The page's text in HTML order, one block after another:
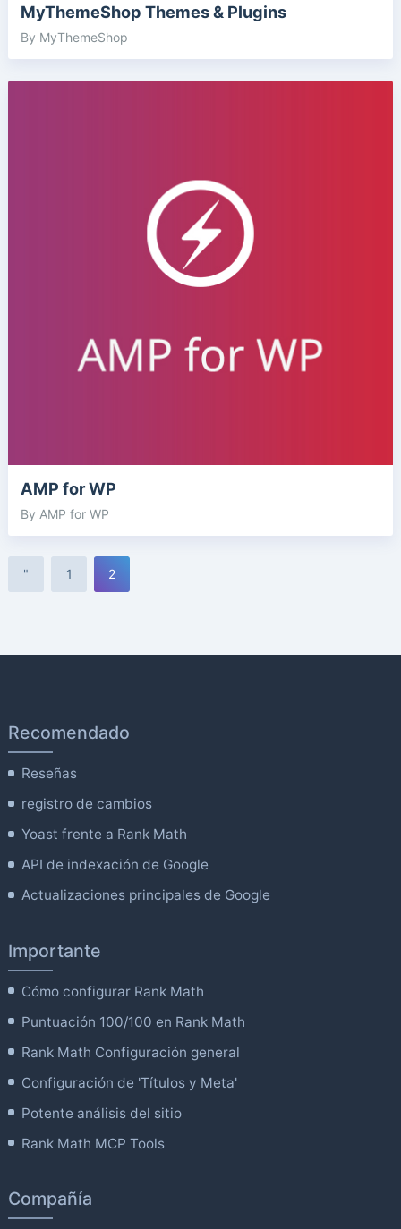
MyThemeShop Themes & Plugins
By MyThemeShop
AMP for WP
By AMP for WP
" 1 2
Recomendado
Reseñas
registro de cambios
Yoast frente a Rank Math
API de indexación de Google
Actualizaciones principales de Google
Importante
Cómo configurar Rank Math
Puntuación 100/100 en Rank Math
Rank Math Configuración general
Configuración de 'Títulos y Meta'
Potente análisis del sitio
Rank Math MCP Tools
Compañía